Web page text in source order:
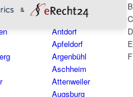
Amtzell
Andechs
Antdorf
Apfeldorf
Argenbühl
Aschheim
Attenweiler
Augsburg
B
C
D
E
F
&